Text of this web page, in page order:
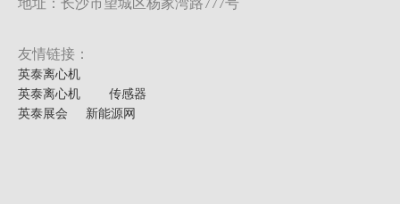
友情链接：
英泰离心机
英泰离心机
传感器
英泰展会
新能源网